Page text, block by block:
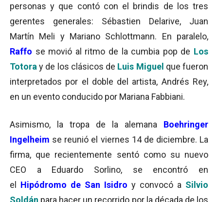
personas y que contó con el brindis de los tres
gerentes generales: Sébastien Delarive, Juan
Martín Meli y Mariano Schlottmann. En paralelo,
Raffo se movió al ritmo de la cumbia pop de Los
Totora y de los clásicos de Luis Miguel que fueron
interpretados por el doble del artista, Andrés Rey,
en un evento conducido por Mariana Fabbiani.
Asimismo, la tropa de la alemana Boehringer
Ingelheim se reunió el viernes 14 de diciembre. La
firma, que recientemente sentó como su nuevo
CEO a Eduardo Sorlino, se encontró en
el Hipódromo de San Isidro y convocó a Silvio
Soldán para hacer un recorrido por la década de los